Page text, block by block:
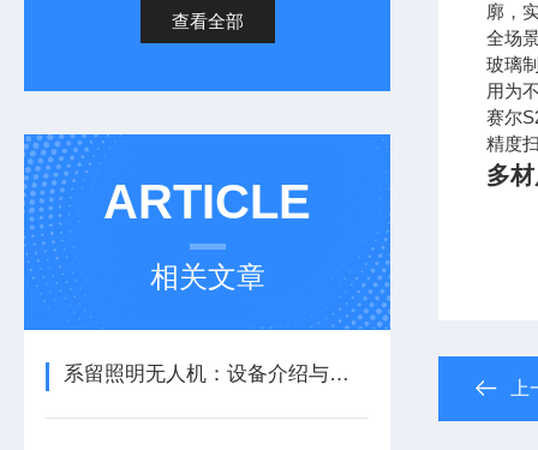
查看全部
ARTICLE
相关文章
系留照明无人机：设备介绍与使用与维护
廓，
全场
玻璃
用为
赛尔
精度
多